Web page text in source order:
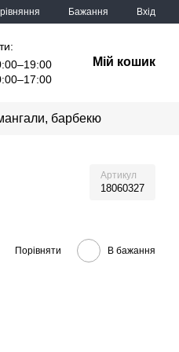
Бажання Вхід
Мій кошик
барбекю
Артикул
18060327
Порівняти В бажання